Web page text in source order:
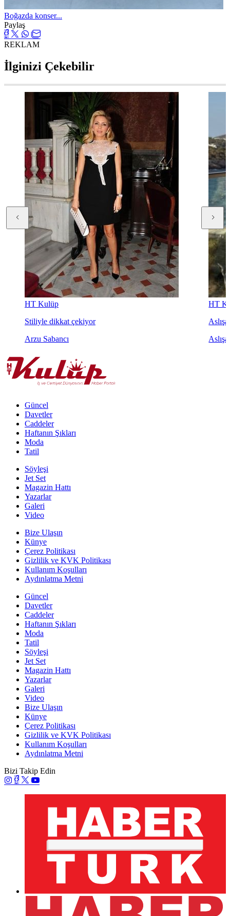
Boğazda konser...
Paylaş
REKLAM
İlginizi Çekebilir
HT Kulüp
Stiliyle dikkat çekiyor
Arzu Sabancı
HT
Güncel
Davetler
Caddeler
Haftanın Şıkları
Moda
Tatil
Söyleşi
Jet Set
Magazin Hattı
Yazarlar
Galeri
Video
Bize Ulaşın
Künye
Çerez Politikası
Gizlilik ve KVK Politikası
Kullanım Koşulları
Aydınlatma Metni
Güncel
Davetler
Caddeler
Haftanın Şıkları
Moda
Tatil
Söyleşi
Jet Set
Magazin Hattı
Yazarlar
Galeri
Video
Bize Ulaşın
Künye
Çerez Politikası
Gizlilik ve KVK Politikası
Kullanım Koşulları
Aydınlatma Metni
Bizi Takip Edin